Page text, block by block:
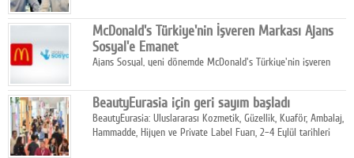
stratejisini uluslararası ölçeğe taşıyan satın alma hamlesini
tamamladı.
McDonald's Türkiye'nin İşveren Markası Ajans
Sosyal'e Emanet
Ajans Sosyal, yeni dönemde McDonald's Türkiye'nin işveren
BeautyEurasia için geri sayım başladı
BeautyEurasia: Uluslararası Kozmetik, Güzellik, Kuaför, Ambalaj,
Hammadde, Hijyen ve Private Label Fuarı, 2–4 Eylül tarihleri